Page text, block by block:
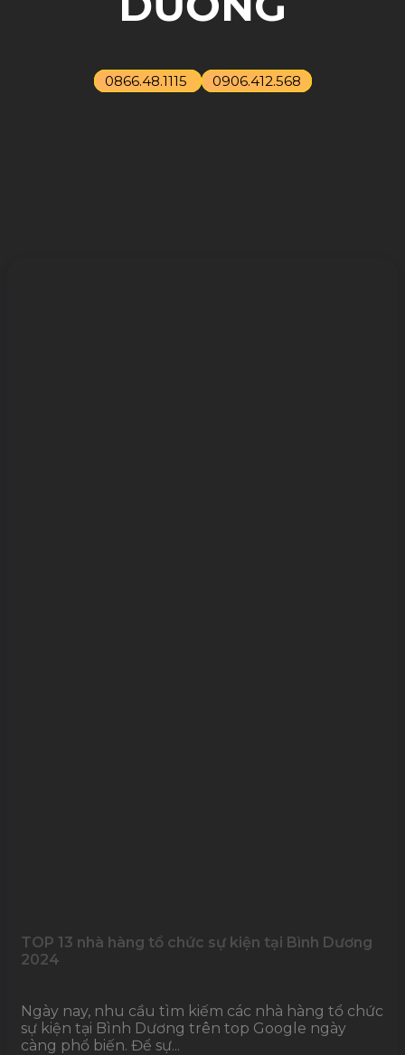
0866.48.1115 0906.412.568
TOP 13 nhà hàng tổ chức sự kiện tại Bình Dương
2024
Ngày nay, nhu cầu tìm kiếm các nhà hàng tổ chức
sự kiện tại Bình Dương trên top Google ngày
càng phổ biến. Để sự...